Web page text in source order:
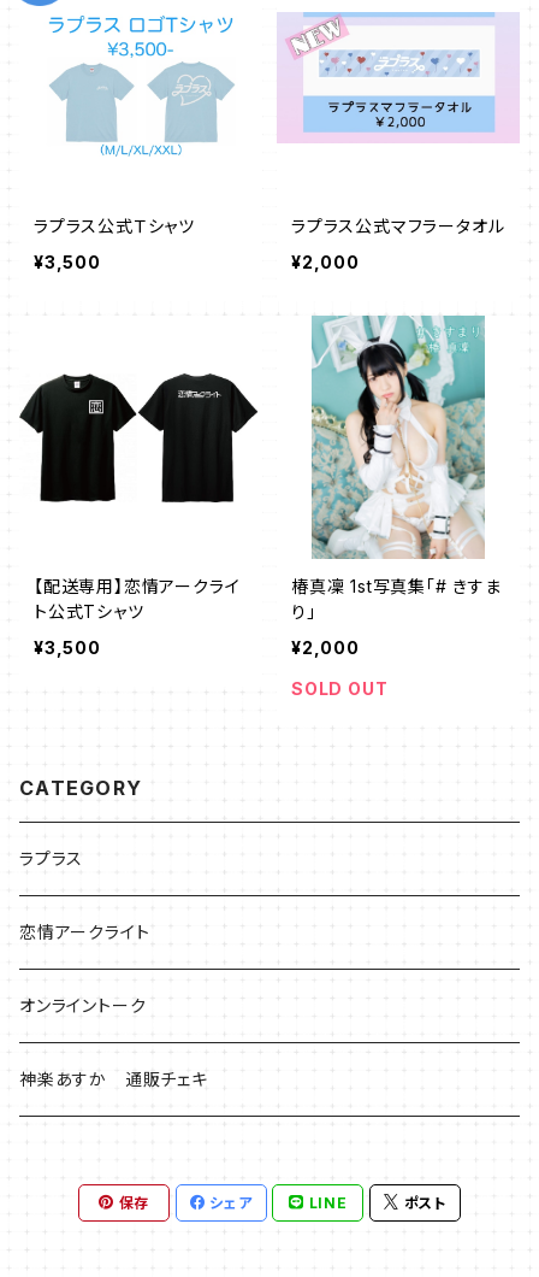
ラプラス公式Ｔシャツ
¥3,500
ラプラス公式マフラータオル
¥2,000
【配送専用】恋情アークライ
ト公式Tシャツ
¥3,500
椿真凜 1st写真集「# きすま
り」
¥2,000
SOLD OUT
CATEGORY
ラプラス
恋情アークライト
オンライントーク
神楽あすか 通販チェキ
保存 シェア LINE ポスト